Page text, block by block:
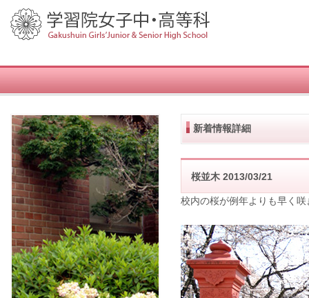
新着情報詳細
桜並木 2013/03/21
校内の桜が例年よりも早く